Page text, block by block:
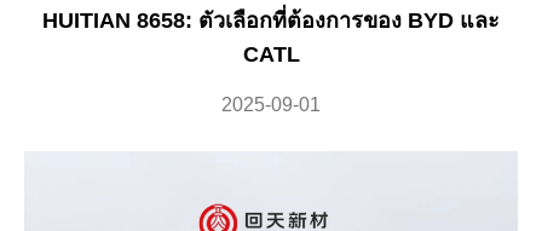
HUITIAN 8658: ตัวเลือกที่ต้องการของ BYD และ
CATL
2025-09-01